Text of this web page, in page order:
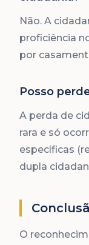
Não. A
proficiência
por
Posso
A perda de
rara e só
específicas
dupla
O